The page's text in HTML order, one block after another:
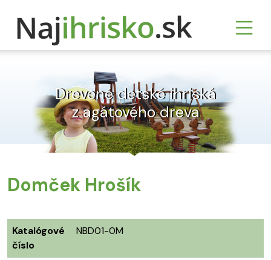
Drevené detské ihriská
z agátového dreva
Domček Hrošík
Katalógové
číslo
NBD01-0M